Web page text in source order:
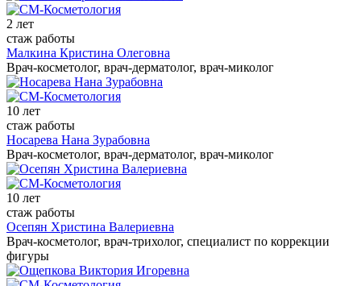
2 лет
стаж работы
Малкина Кристина Олеговна
Врач-косметолог, врач-дерматолог, врач-миколог
10 лет
стаж работы
Носарева Нана Зурабовна
Врач-косметолог, врач-дерматолог, врач-миколог
10 лет
стаж работы
Осепян Христина Валериевна
Врач-косметолог, врач-трихолог, специалист по коррекции
фигуры